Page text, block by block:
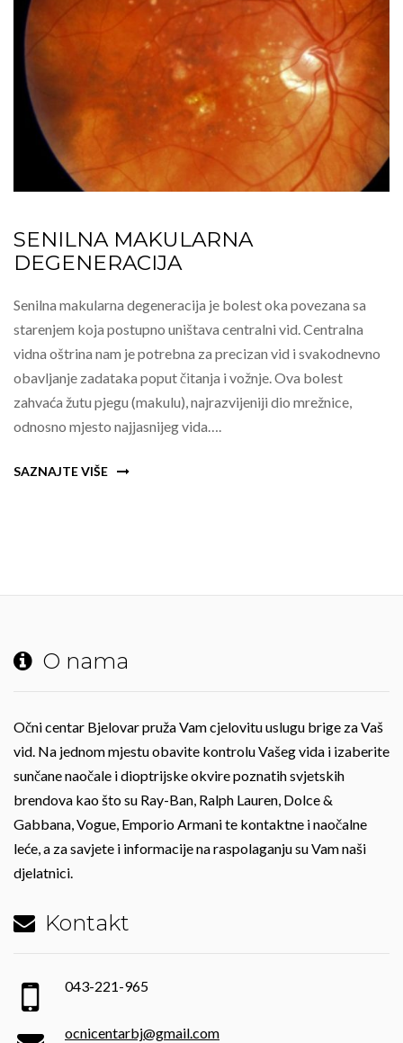
SENILNA MAKULARNA
DEGENERACIJA
Senilna makularna degeneracija je bolest oka povezana sa
starenjem koja postupno uništava centralni vid. Centralna
vidna oštrina nam je potrebna za precizan vid i svakodnevno
obavljanje zadataka poput čitanja i vožnje. Ova bolest
zahvaća žutu pjegu (makulu), najrazvijeniji dio mrežnice,
odnosno mjesto najjasnijeg vida….
SAZNAJTE VIŠE
O nama
Očni centar Bjelovar pruža Vam cjelovitu uslugu brige za Vaš
vid. Na jednom mjestu obavite kontrolu Vašeg vida i izaberite
sunčane naočale i dioptrijske okvire poznatih svjetskih
brendova kao što su Ray-Ban, Ralph Lauren, Dolce &
Gabbana, Vogue, Emporio Armani te kontaktne i naočalne
leće, a za savjete i informacije na raspolaganju su Vam naši
djelatnici.
Kontakt
043-221-965
ocnicentarbj@gmail.com